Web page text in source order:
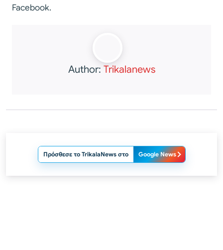
Facebook.
Author: Trikalanews
Πρόσθεσε το TrikalaNews στο Google News